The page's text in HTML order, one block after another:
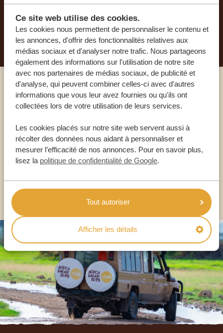
Ce site web utilise des cookies.
Les cookies nous permettent de personnaliser le contenu et
les annonces, d'offrir des fonctionnalités relatives aux
médias sociaux et d'analyser notre trafic. Nous partageons
également des informations sur l'utilisation de notre site
avec nos partenaires de médias sociaux, de publicité et
d'analyse, qui peuvent combiner celles-ci avec d'autres
informations que vous leur avez fournies ou qu'ils ont
collectées lors de votre utilisation de leurs services.
Les cookies placés sur notre site web servent aussi à
récolter des données nous aidant à personnaliser et
mesurer l’efficacité de nos annonces. Pour en savoir plus,
lisez la politique de confidentialité de Google.
Tout autoriser
Afficher les détails
PLANIFIEZ VOTRE AVENTURE
Appelez un expert
NOS SPÉCIALISTES SONT LÀ POUR VOUS
FR:+33 2 57 88 00 88
AUTRES PAYS
Footer